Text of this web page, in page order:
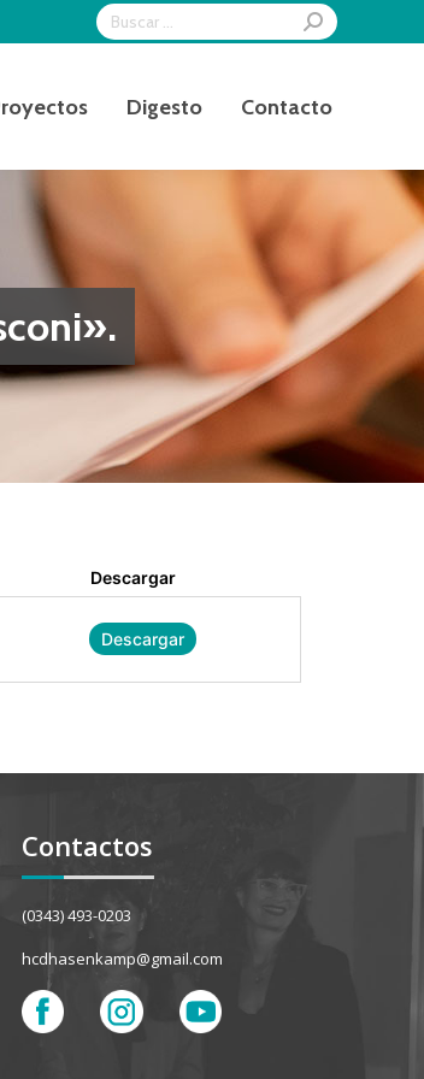
Search:
Digesto Contacto
Descargar
Descargar
Contactos
(0343) 493-0203
hcdhasenkamp@gmail.com